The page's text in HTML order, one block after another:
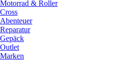
Motorrad & Roller
Cross
Abenteuer
Reparatur
Gepäck
Outlet
Marken